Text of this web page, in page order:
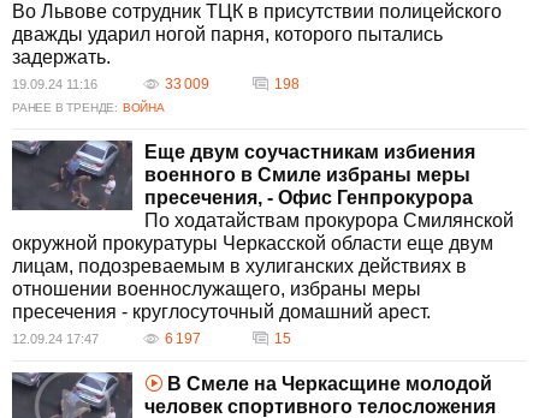
Во Львове сотрудник ТЦК в присутствии полицейского
дважды ударил ногой парня, которого пытались
задержать.
19.09.24 11:16 33 009 198
РАНЕЕ В ТРЕНДЕ: ВОЙНА
Еще двум соучастникам избиения
военного в Смиле избраны меры
пресечения, - Офис Генпрокурора
По ходатайствам прокурора Смилянской
окружной прокуратуры Черкасской области еще двум
лицам, подозреваемым в хулиганских действиях в
отношении военнослужащего, избраны меры
пресечения - круглосуточный домашний арест.
12.09.24 17:47 6 197 15
В Смеле на Черкасщине молодой
человек спортивного телосложения